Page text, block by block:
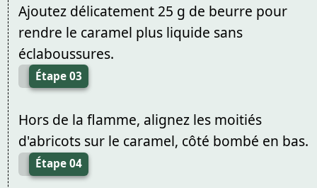
Ajoutez délicatement 25 g de beurre pour
rendre le caramel plus liquide sans
éclaboussures.
Étape 03
Hors de la flamme, alignez les moitiés
d'abricots sur le caramel, côté bombé en bas.
Étape 04